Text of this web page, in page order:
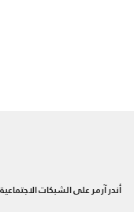
أندر آرمر على الشبكات الاجتماعية